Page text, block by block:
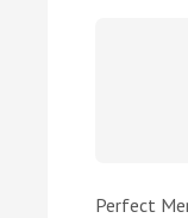
Perfect